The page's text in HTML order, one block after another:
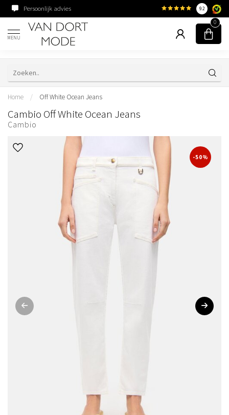
Persoonlijk advies Familiebedrijf sinds
9.2
MENU
0
Home / Off White Ocean Jeans
Cambio Off White Ocean Jeans
Cambio
-50%